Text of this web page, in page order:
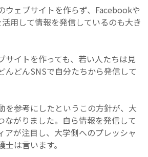
ウェブサイトを作らず、Facebookや
用して情報を発信しているのも大き
サイトを作っても、若い人たちは見
んどんSNSで自分たちから発信して
を参考にしたというこの方針が、大
ながりました。自ら情報を発信して
アが注目し、大学側へのプレッシャ
は言います。